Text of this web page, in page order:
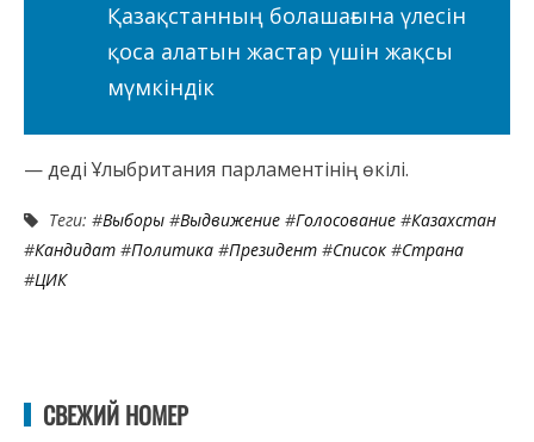
Қазақстанның болашағына үлесін
қоса алатын жастар үшін жақсы
мүмкіндік
— деді Ұлыбритания парламентінің өкілі.
Теги: #Выборы #Выдвижение #Голосование #Казахстан
#Кандидат #Политика #Президент #Список #Страна
#ЦИК
СВЕЖИЙ НОМЕР